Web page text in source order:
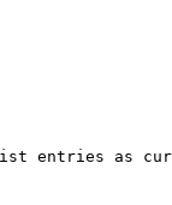
entries as